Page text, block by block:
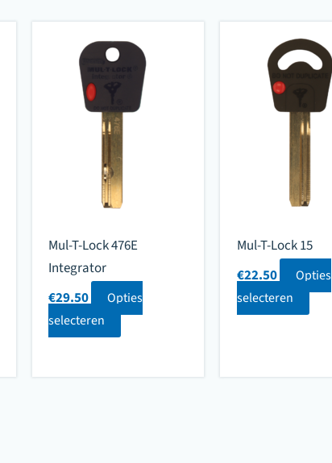
Mul-T-Lock 476E
Integrator
€29.50
Opties
selecteren
Mul-T-Lock 15
€22.50
Opties
selecteren